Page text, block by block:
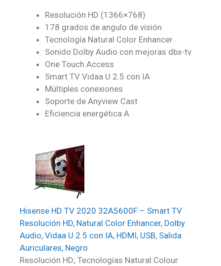
Resolución HD (1366×768)
178 grados de angulo de visión
Tecnología Natural Color Enhancer
Sonido Dolby Audio con mejoras dbx-tv
One Touch Access
Smart TV Vidaa U 2.5 con IA
Múltiples conexiones
Soporte de Anyview Cast
Eficiencia energética A
Hisense HD TV 2020 32A5600F – Smart TV
Resolución HD, Natural Color Enhancer, Dolby
Audio, Vidaa U 2.5 con IA, HDMI, USB, Salida
Auriculares, Negro
Resolución HD; Tecnologías Natural Colour